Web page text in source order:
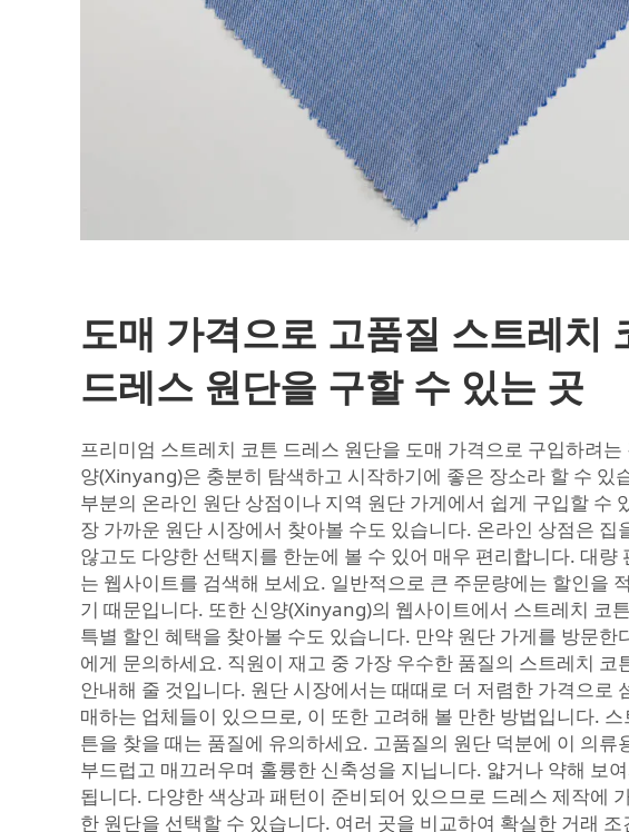
도매 가격으로 고품질 스트레치
드레스 원단을 구할 수 있는 곳
프리미엄 스트레치 코튼 드레스 원단을 도매 가격으로 구입하려는
양(Xinyang)은 충분히 탐색하고 시작하기에 좋은 장소라 할 수 있
부분의 온라인 원단 상점이나 지역 원단 가게에서 쉽게 구입할 수
장 가까운 원단 시장에서 찾아볼 수도 있습니다. 온라인 상점은 집
않고도 다양한 선택지를 한눈에 볼 수 있어 매우 편리합니다. 대량
는 웹사이트를 검색해 보세요. 일반적으로 큰 주문량에는 할인을
기 때문입니다. 또한 신양(Xinyang)의 웹사이트에서 스트레치 코
특별 할인 혜택을 찾아볼 수도 있습니다. 만약 원단 가게를 방문한
에게 문의하세요. 직원이 재고 중 가장 우수한 품질의 스트레치 코
안내해 줄 것입니다. 원단 시장에서는 때때로 더 저렴한 가격으로
매하는 업체들이 있으므로, 이 또한 고려해 볼 만한 방법입니다. 스
튼을 찾을 때는 품질에 유의하세요. 고품질의 원단 덕분에 이 의류
부드럽고 매끄러우며 훌륭한 신축성을 지닙니다. 얇거나 약해 보
됩니다. 다양한 색상과 패턴이 준비되어 있으므로 드레스 제작에
한 원단을 선택할 수 있습니다. 여러 곳을 비교하여 확실한 거래 조